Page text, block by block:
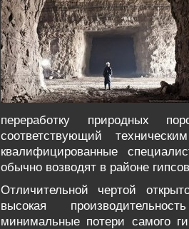
переработку природных
соответствующий
квалифицированные
обычно возводят в районе
Отличительной чертой
высокая
минимальные потери самого